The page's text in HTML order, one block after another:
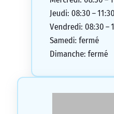
Jeudi: 08:30 –
Vendredi: 08:30 –
Samedi: fermé
Dimanche: fermé